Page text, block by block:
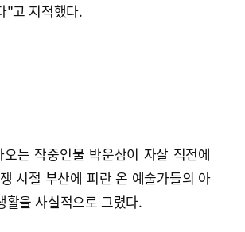
"고 지적했다.
는 작중인물 박운삼이 자살 직전에
시절 부산에 피란 온 예술가들의 아
활을 사실적으로 그렸다.